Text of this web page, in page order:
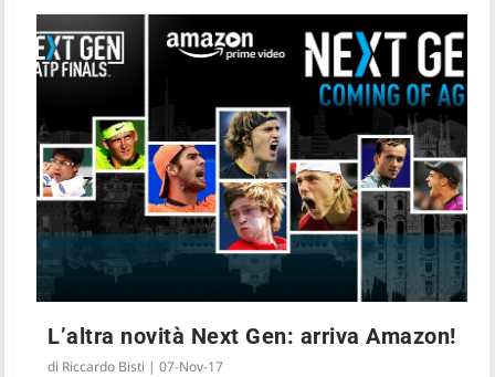
L’altra novità Next Gen: arriva Amazon!
di Riccardo Bisti |07-Nov-17